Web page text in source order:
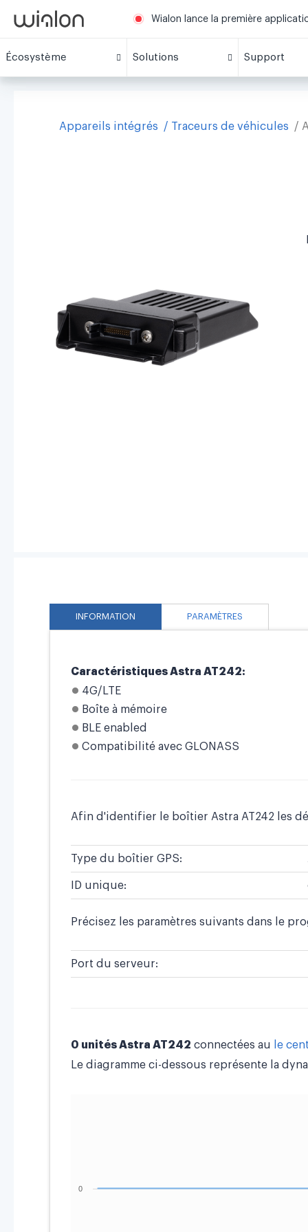
Wialon lance la première
Écosystème Solutions Support
Appareils intégrés Traceurs de véhicules
INFORMATION PARAMÈTRES
Caractéristiques Astra AT242:
4G/LTE
Boîte à mémoire
BLE enabled
Compatibilité avec GLONASS
Afin d'identifier le boîtier Astra AT242 les
Type du boîtier GPS:
ID unique:
Précisez les paramètres suivants dans le
Port du serveur:
0 unités Astra AT242 connectées au
le
Le diagramme ci-dessous représente la